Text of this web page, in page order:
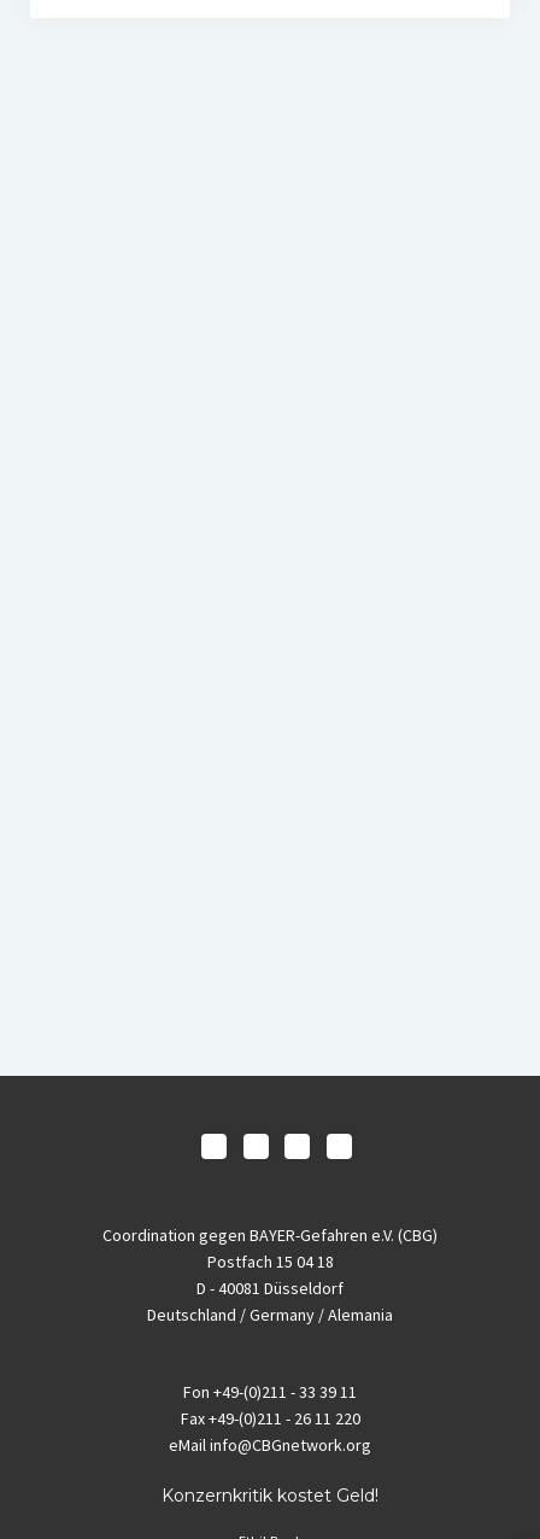
Coordination gegen BAYER-Gefahren e.V. (CBG)
Postfach 15 04 18
D - 40081 Düsseldorf
Deutschland / Germany / Alemania
Fon +49-(0)211 - 33 39 11
Fax+49-(0)211 - 26 11 220
eMailinfo@CBGnetwork.org
Konzernkritik kostet Geld!